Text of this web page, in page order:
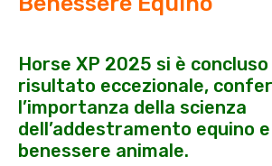
Horse XP 2025 si è concluso
risultato eccezionale,
l’importanza della scienza
dell’addestramento equino
benessere animale.